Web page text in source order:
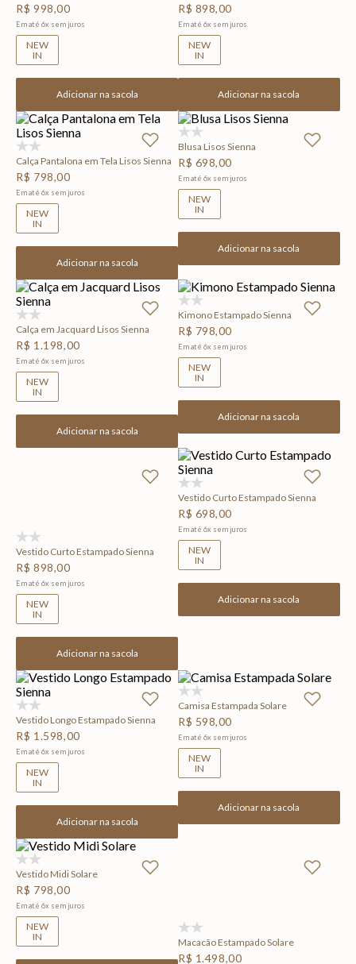
R$ 998,00
Em até6x sem juros
NEW
IN
Adicionar na sacola
R$ 898,00
Em até 6x sem juros
NEW
IN
Adicionar na sacola
Calça Pantalona em Tela Lisos Sienna
R$ 798,00
Em até6x sem juros
NEW
IN
Adicionar na sacola
Blusa Lisos Sienna
R$ 698,00
Em até 6x sem juros
NEW
IN
Adicionar na sacola
Calça em Jacquard Lisos Sienna
R$ 1 .198,00
Em até6x sem juros
NEW
IN
Adicionar na sacola
Kimono Estampado Sienna
R$ 798,00
Em até 6x sem juros
NEW
IN
Adicionar na sacola
Vestido Curto Estampado Sienna
R$ 898,00
Em até6x sem juros
NEW
IN
Adicionar na sacola
Vestido Curto Estampado Sienna
R$ 698,00
Em até 6x sem juros
NEW
IN
Adicionar na sacola
Vestido Longo Estampado Sienna
R$ 1 .598,00
Em até6x sem juros
NEW
IN
Adicionar na sacola
Camisa Estampada Solare
R$ 598,00
Em até 6x sem juros
NEW
IN
Adicionar na sacola
Vestido Midi Solare
R$ 798,00
Em até6x sem juros
NEW
IN
Macacão Estampado Solare
R$ 1.498,00